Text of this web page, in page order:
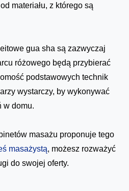
materiału, z którego są
gua sha są zazwyczaj
różowego będą przybierać
podstawowych technik
wystarczy, by wykonywać
w domu.
masażu proponuje tego
masażystą, możesz rozważyć
do swojej oferty.